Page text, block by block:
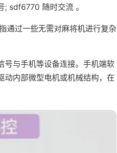
; sdf6770 随时交流 。
通过一些无需对麻将机进行复杂
号与手机等设备连接。手机端软
动内部微型电机或机械结构，在